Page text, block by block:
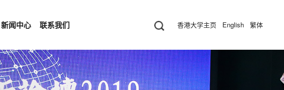
新闻中心 联系我们 香港大学主页 English 繁体